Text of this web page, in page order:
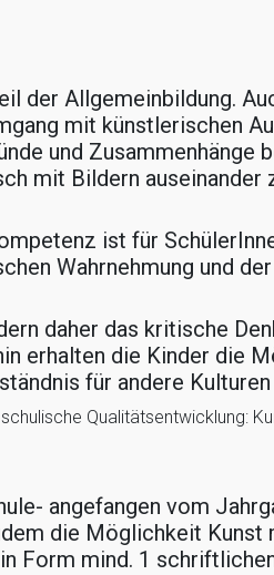
der Allgemeinbildung.
mit künstlerischen
und
mit Bildern
ist für
Wahrnehmung und
daher das kritische
erhalten die Kinder die
für andere
Qualitätsentwicklung:
angefangen vom
die Möglichkeit
Form mind. 1